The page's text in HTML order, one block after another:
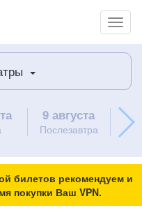
9 августа
Послезавтра
10
билетов рекомендуем и
покупки Ваш VPN.